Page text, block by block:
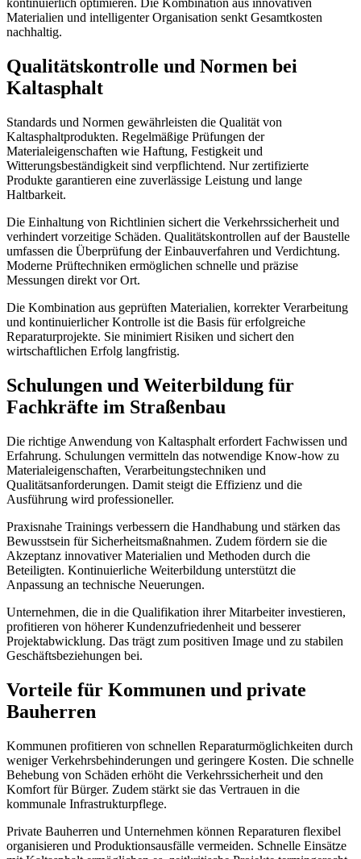
kontinuierlich optimieren. Die Kombination aus innovativen
Materialien und intelligenter Organisation senkt Gesamtkosten
nachhaltig.
Qualitätskontrolle und Normen bei
Kaltasphalt
Standards und Normen gewährleisten die Qualität von
Kaltasphaltprodukten. Regelmäßige Prüfungen der
Materialeigenschaften wie Haftung, Festigkeit und
Witterungsbeständigkeit sind verpflichtend. Nur zertifizierte
Produkte garantieren eine zuverlässige Leistung und lange
Haltbarkeit.
Die Einhaltung von Richtlinien sichert die Verkehrssicherheit und
verhindert vorzeitige Schäden. Qualitätskontrollen auf der Baustelle
umfassen die Überprüfung der Einbauverfahren und Verdichtung.
Moderne Prüftechniken ermöglichen schnelle und präzise
Messungen direkt vor Ort.
Die Kombination aus geprüften Materialien, korrekter Verarbeitung
und kontinuierlicher Kontrolle ist die Basis für erfolgreiche
Reparaturprojekte. Sie minimiert Risiken und sichert den
wirtschaftlichen Erfolg langfristig.
Schulungen und Weiterbildung für
Fachkräfte im Straßenbau
Die richtige Anwendung von Kaltasphalt erfordert Fachwissen und
Erfahrung. Schulungen vermitteln das notwendige Know-how zu
Materialeigenschaften, Verarbeitungstechniken und
Qualitätsanforderungen. Damit steigt die Effizienz und die
Ausführung wird professioneller.
Praxisnahe Trainings verbessern die Handhabung und stärken das
Bewusstsein für Sicherheitsmaßnahmen. Zudem fördern sie die
Akzeptanz innovativer Materialien und Methoden durch die
Beteiligten. Kontinuierliche Weiterbildung unterstützt die
Anpassung an technische Neuerungen.
Unternehmen, die in die Qualifikation ihrer Mitarbeiter investieren,
profitieren von höherer Kundenzufriedenheit und besserer
Projektabwicklung. Das trägt zum positiven Image und zu stabilen
Geschäftsbeziehungen bei.
Vorteile für Kommunen und private
Bauherren
Kommunen profitieren von schnellen Reparaturmöglichkeiten durch
weniger Verkehrsbehinderungen und geringere Kosten. Die schnelle
Behebung von Schäden erhöht die Verkehrssicherheit und den
Komfort für Bürger. Zudem stärkt sie das Vertrauen in die
kommunale Infrastrukturpflege.
Private Bauherren und Unternehmen können Reparaturen flexibel
organisieren und Produktionsausfälle vermeiden. Schnelle Einsätze